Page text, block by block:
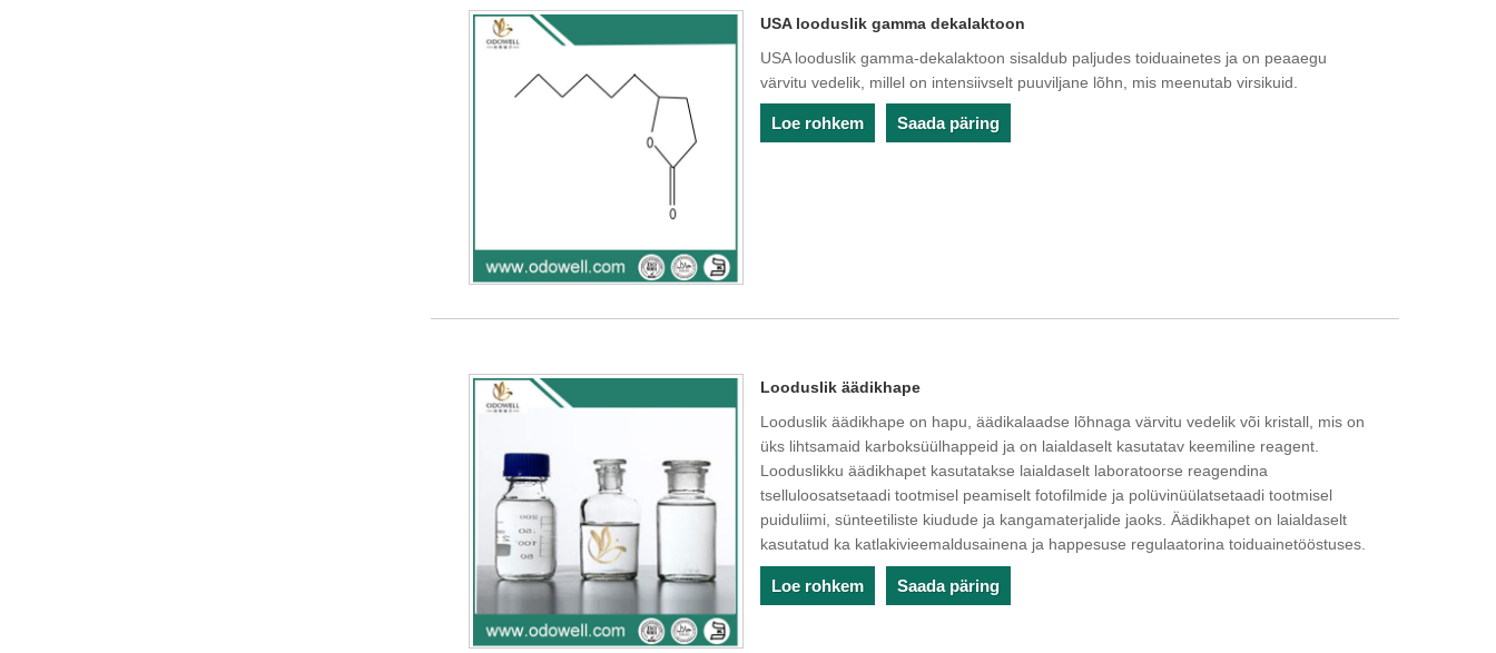
USA looduslik gamma dekalaktoon
USA looduslik gamma-dekalaktoon sisaldub paljudes toiduainetes ja on peaaegu
värvitu vedelik, millel on intensiivselt puuviljane lõhn, mis meenutab virsikuid.
Loe rohkem Saada päring
Looduslik äädikhape
Looduslik äädikhape on hapu, äädikalaadse lõhnaga värvitu vedelik või kristall, mis on
üks lihtsamaid karboksüülhappeid ja on laialdaselt kasutatav keemiline reagent.
Looduslikku äädikhapet kasutatakse laialdaselt laboratoorse reagendina
tselluloosatsetaadi tootmisel peamiselt fotofilmide ja polüvinüülatsetaadi tootmisel
puiduliimi, sünteetiliste kiudude ja kangamaterjalide jaoks. Äädikhapet on laialdaselt
kasutatud ka katlakivieemaldusainena ja happesuse regulaatorina toiduainetööstuses.
Loe rohkem Saada päring